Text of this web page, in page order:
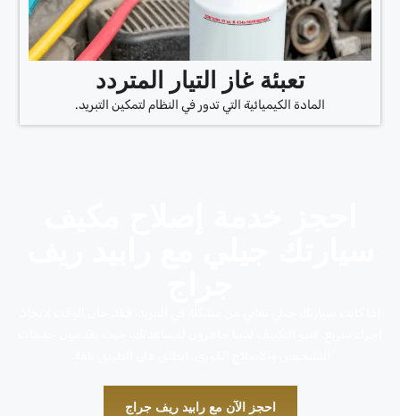
تعبئة غاز التيار المتردد
المادة الكيميائية التي تدور في النظام لتمكين التبريد.
احجز الآن مع رابيد ريف جراج